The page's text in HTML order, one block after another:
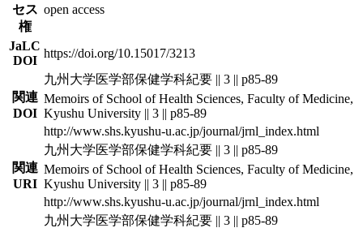
セス
権
open access
JaLC
DOI
https://doi.org/10.15017/3213
関連
DOI
九州大学医学部保健学科紀要 || 3 || p85-89
Memoirs of School of Health Sciences, Faculty of Medicine,
Kyushu University || 3 || p85-89
http://www.shs.kyushu-u.ac.jp/journal/jrnl_index.html
関連
URI
九州大学医学部保健学科紀要 || 3 || p85-89
Memoirs of School of Health Sciences, Faculty of Medicine,
Kyushu University || 3 || p85-89
http://www.shs.kyushu-u.ac.jp/journal/jrnl_index.html
九州大学医学部保健学科紀要 || 3 || p85-89